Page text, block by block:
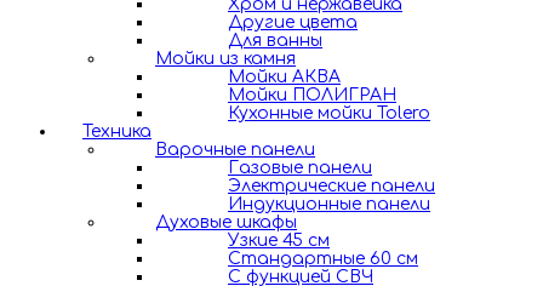
Хром и нержавейка
Другие цвета
Для ванны
Мойки из камня
Мойки АКВА
Мойки ПОЛИГРАН
Кухонные мойки Tolero
Техника
Варочные панели
Газовые панели
Электрические панели
Индукционные панели
Духовые шкафы
Узкие 45 см
Стандартные 60 см
С функцией СВЧ